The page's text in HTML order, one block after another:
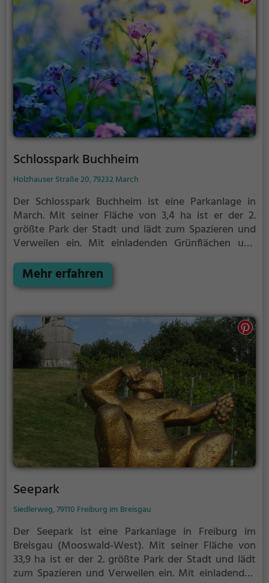
Schlosspark Buchheim
Holzhauser Straße 20, 79232 March
Der Schlosspark Buchheim ist eine Parkanlage in
March. Mit seiner Fläche von 3,4 ha ist er der 2.
größte Park der Stadt und lädt zum Spazieren und
Verweilen ein. Mit einladenden Grünflächen und
zahlreiche Möglichkeiten zur Entspannung.
Mehr erfahren
Seepark
Siedlerweg, 79110 Freiburg im Breisgau
Der Seepark ist eine Parkanlage in Freiburg im
Breisgau (Mooswald-West). Mit seiner Fläche von
33,9 ha ist er der 2. größte Park der Stadt und lädt
zum Spazieren und Verweilen ein. Mit einladenden